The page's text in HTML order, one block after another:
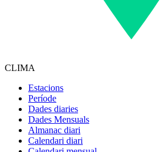
CLIMA
Estacions
Període
Dades diaries
Dades Mensuals
Almanac diari
Calendari diari